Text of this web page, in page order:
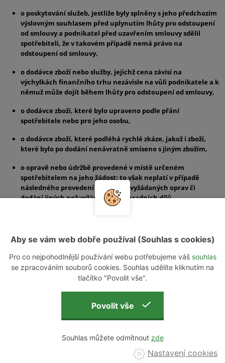
o poskytování služeb, jestliže byly splněny s jeho předchozím
výslovným souhlasem před uplynutím lhůty pro odstoupení
od smlouvy a podnikatel před uzavřením smlouvy sdělil
spotřebiteli, že v takovém případě nemá právo na
odstoupení od smlouvy,
o dodávce zboží nebo služby, jejichž cena závisí na
výchylkách finančního trhu nezávisle na vůli podnikatele a k
němuž může dojít během lhůty pro odstoupení od smlouvy,
o dodávce zboží, které bylo upraveno podle přání
spotřebitele nebo pro jeho osobu,
o dodávce zboží, které podléhá rychlé zkáze, jakož i zboží,
které bylo po dodání nenávratně smíseno s jiným zbožím,
o opravě nebo údržbě provedené v místě určeném
spotřebitelem na jeho žádost; to však neplatí v případě
následného provedení jiných než vyžádaných oprav či
dodání jiných než vyžádaných náhradních dílů,
o dodávce zvukové nebo obrazové nahrávky nebo
počítačového programu, pokud porušil jejich původní obal,
uzavírané na základě veřejné dražby podle zákona
upravujícího veřejné dražby, nebo
o dodání digitálního obsahu, pokud nebyl dodán na
hmotném nosiči a byl dodán s předchozím výslovným
souhlasem spotřebitele před uplynutím lhůty pro
smlouvy sdělil spotřebiteli, že v takovém případě nemá
Aby se vám web dobře používal (Souhlas s cookies)
Pro co nejpohodlnější používání webu potřebujeme váš souhlas
se zpracováním souborů cookies. Souhlas udělíte kliknutím na
tlačítko "Povolit vše".
Souhlas můžete odmítnout
Nastavení cookies